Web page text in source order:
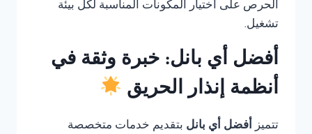
الحرص على اختيار المكونات المناسبة لكل بيئة
تشغيل.
أفضل أي بانل: خبرة وثقة في
أنظمة إنذار الحريق
تتميز أفضل أي بانل بتقديم خدمات متخصصة